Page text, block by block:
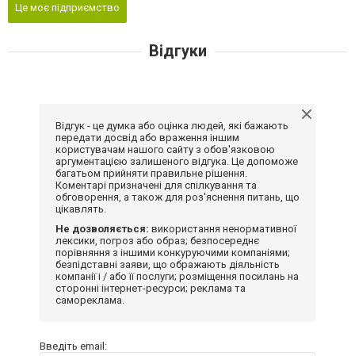
Це моє підприємство
Відгуки
Відгук - це думка або оцінка людей, які бажають
передати досвід або враження іншим
користувачам нашого сайту з обов'язковою
аргументацією залишеного відгука. Це допоможе
багатьом прийняти правильне рішення.
Коментарі призначені для спілкування та
обговорення, а також для роз'яснення питань, що
цікавлять.
Не дозволяється: використання ненормативної
лексики, погроз або образ; безпосереднє
порівняння з іншими конкуруючими компаніями;
безпідставні заяви, що ображають діяльність
компанії і / або її послуги; розміщення посилань на
сторонні інтернет-ресурси; реклама та
самореклама.
Введіть email: